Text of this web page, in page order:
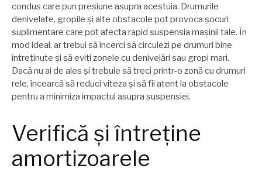
condus care pun presiune asupra acestuia. Drumurile
denivelate, gropile și alte obstacole pot provoca șocuri
suplimentare care pot afecta rapid suspensia mașinii tale. În
mod ideal, ar trebui să încerci să circulezi pe drumuri bine
întreținute și să eviți zonele cu denivelări sau gropi mari.
Dacă nu ai de ales și trebuie să treci printr-o zonă cu drumuri
rele, încearcă să reduci viteza și să fii atent la obstacole
pentru a minimiza impactul asupra suspensiei.
Verifică și întreține
amortizoarele